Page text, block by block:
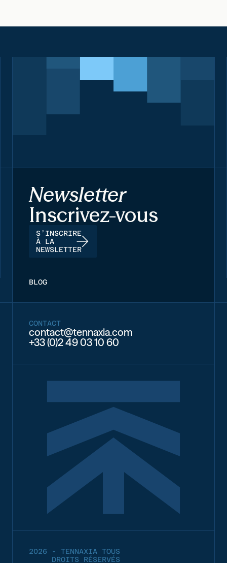
Newsletter
Inscrivez-vous
S’INSCRIRE
À LA
NEWSLETTER
BLOG
CONTACT
contact@tennaxia.com
+33 (0)2 49 03 10 60
2026 - TENNAXIA TOUS
DROITS RÉSERVÉS